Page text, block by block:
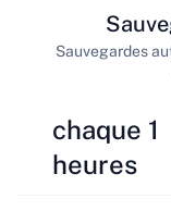
chaque 1
heures
Sauvegardes